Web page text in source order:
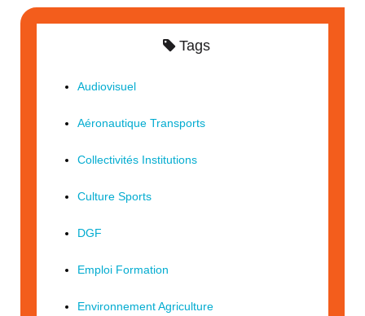
Tags
Audiovisuel
Aéronautique Transports
Collectivités Institutions
Culture Sports
DGF
Emploi Formation
Environnement Agriculture